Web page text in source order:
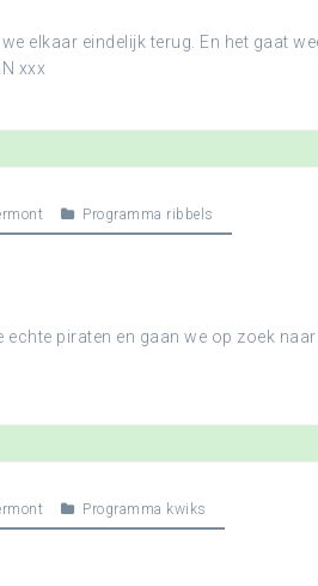
elkaar eindelijk terug. En het gaat
xxx
Programma ribbels
echte piraten en gaan we op zoek
Programma kwiks